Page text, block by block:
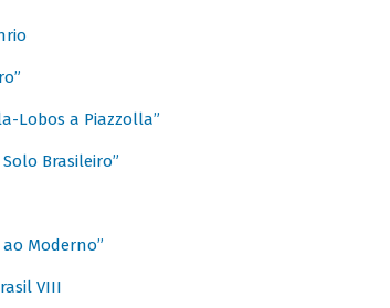
Lobos a Piazzolla”
Brasileiro”
Moderno”
VIII